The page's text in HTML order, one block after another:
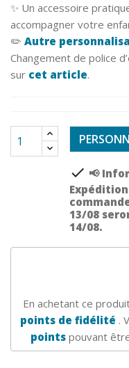
✨ Un accessoire
accompagner votre
✏️ Autre
Changement de police
sur cet article.
check 📢
13/08
14/08.
En achetant ce
points de fidélité .
pointspouvant